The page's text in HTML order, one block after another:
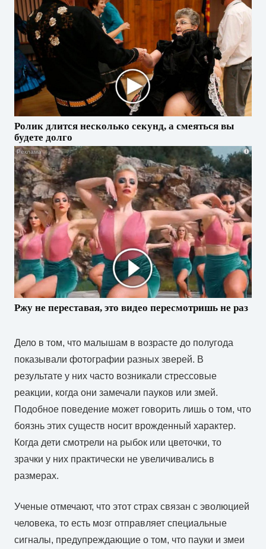
Ролик длится несколько секунд, а смеяться вы
будете долго
i
Ржу не переставая, это видео пересмотришь не раз
Дело в том, что малышам в возрасте до полугода
показывали фотографии разных зверей. В
результате у них часто возникали стрессовые
реакции, когда они замечали пауков или змей.
Подобное поведение может говорить лишь о том, что
боязнь этих существ носит врожденный характер.
Когда дети смотрели на рыбок или цветочки, то
зрачки у них практически не увеличивались в
размерах.
Ученые отмечают, что этот страх связан с эволюцией
человека, то есть мозг отправляет специальные
сигналы, предупреждающие о том, что пауки и змеи